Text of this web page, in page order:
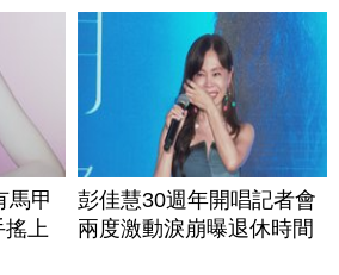
馬甲
搖上
彭佳慧30週年開唱記者會
兩度激動淚崩曝退休時間